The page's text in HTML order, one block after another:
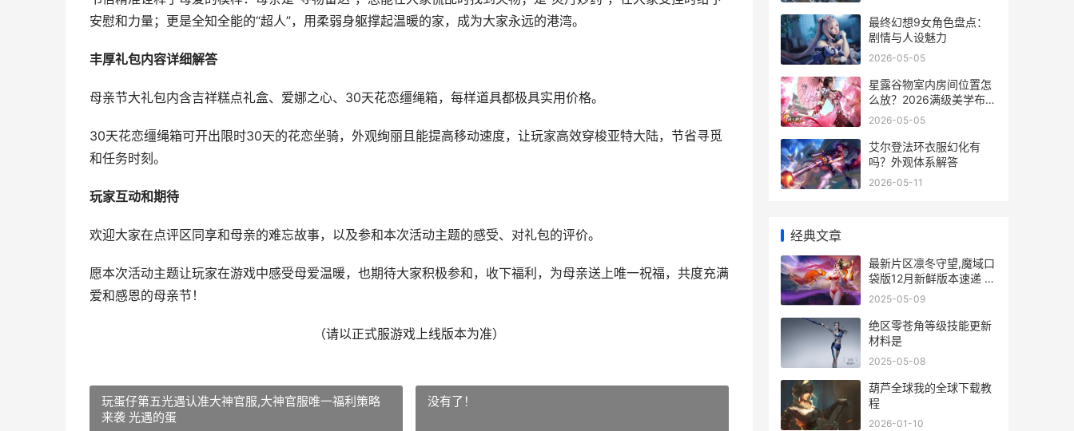
安慰和力量；更是全知全能的“超人”，用柔弱身躯撑起温暖的家，成为大家永远的港湾。
丰厚礼包内容详细解答
母亲节大礼包内含吉祥糕点礼盒、爱娜之心、30天花恋缰绳箱，每样道具都极具实用价格。
30天花恋缰绳箱可开出限时30天的花恋坐骑，外观绚丽且能提高移动速度，让玩家高效穿梭亚特大陆，节省寻觅
和任务时刻。
玩家互动和期待
欢迎大家在点评区同享和母亲的难忘故事，以及参和本次活动主题的感受、对礼包的评价。
愿本次活动主题让玩家在游戏中感受母爱温暖，也期待大家积极参和，收下福利，为母亲送上唯一祝福，共度充满
爱和感恩的母亲节！
（请以正式服游戏上线版本为准）
玩蛋仔第五光遇认准大神官服,大神官服唯一福利策略
来袭 光遇的蛋
没有了！
最终幻想9女角色盘点：
剧情与人设魅力
2026-05-05
星露谷物室内房间位置怎
么放？2026满级美学布局
大全
2026-05-05
艾尔登法环衣服幻化有
吗？外观体系解答
2026-05-11
经典文章
最新片区凛冬守望,魔域口
袋版12月新鲜版本速递 凛
冬最新版本
2025-05-09
绝区零苍角等级技能更新
材料是
2025-05-08
葫芦全球我的全球下载教
程
2026-01-10